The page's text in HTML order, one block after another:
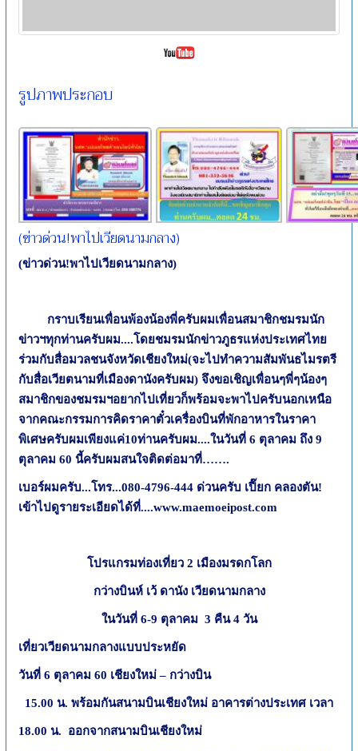
รูปภาพประกอบ
(ข่าวด่วน!พาไปเวียดนามกลาง)
(ข่าวด่วน!พาไปเวียดนามกลาง)
กราบเรียนเพื่อนพ้องน้องพี่ครับผมเพื่อนสมาชิกชมรมนัก
ข่าวฯทุกท่านครับผม....โดยชมรมนักข่าวภูธรแห่งประเทศไทย
ร่วมกับสื่อมวลชนจังหวัดเชียงใหม่(จะไปทำความสัมพันธไมรตรี
กับสื่อเวียตนามที่เมืองดานังครับผม) จึงขอเชิญเพื่อนๆพี่ๆน้องๆ
สมาชิกของชมรมฯอยากไปเที่ยวก็พร้อมจะพาไปครับนอกเหนือ
จากคณะกรรมการคิดราคาตั๋วเครื่องบินที่พักอาหารในราคา
พิเศษครับผมเพียงแค่10ท่านครับผม....ในวันที่6 ตุลาคม ถึง9
ตุลาคม60นี้ครับผมสนใจติดต่อมาที่…….
เบอร์ผมครับ...โทร...080-4796-444 ด่วนครับ เปี๊ยก คลองตัน!
เข้าไปดูรายระเอียดได้ที่....www.maemoeipost.com
โปรแกรมท่องเที่ยว 2 เมืองมรดกโลก
กว่างบินห์ เว้ ดานัง เวียดนามกลาง
ในวันที่ 6-9 ตุลาคม 3 คืน4วัน
เที่ยวเวียดนามกลางแบบประหยัด
วันที่6 ตุลาคม60 เชียงใหม่– กว่างบิน
15.00 น. พร้อมกันสนามบินเชียงใหม่ อาคารต่างประเทศ เวลา
18.00 น. ออกจากสนามบินเชียงใหม่